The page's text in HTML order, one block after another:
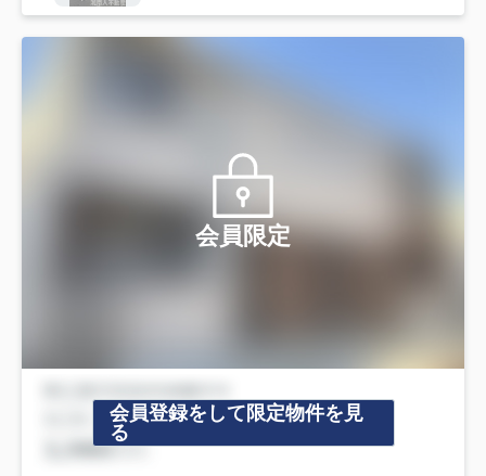
会員限定
会員登録をして限定物件を見
る